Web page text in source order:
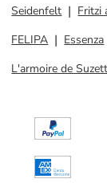
Seidenfelt
Fritzi
FELIPA
Essenza
L'armoire de